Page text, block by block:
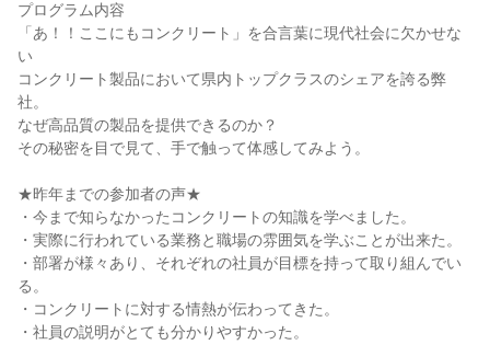
プログラム内容
「あ！！ここにもコンクリート」を合言葉に現代社会に欠かせな
い
コンクリート製品において県内トップクラスのシェアを誇る弊
社。
なぜ高品質の製品を提供できるのか？
その秘密を目で見て、手で触って体感してみよう。
★昨年までの参加者の声★
・今まで知らなかったコンクリートの知識を学べました。
・実際に行われている業務と職場の雰囲気を学ぶことが出来た。
・部署が様々あり、それぞれの社員が目標を持って取り組んでい
る。
・コンクリートに対する情熱が伝わってきた。
・社員の説明がとても分かりやすかった。